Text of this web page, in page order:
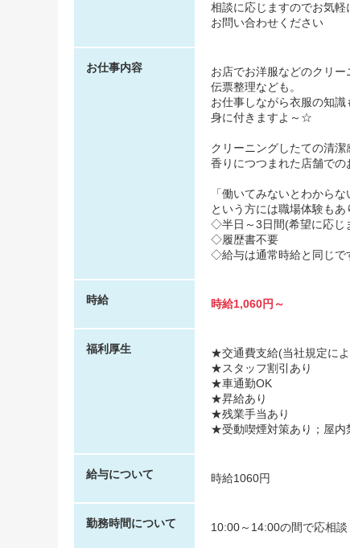
相談に応じますのでお気軽
お問い合わせください
お仕事内容
お店でお洋服などのクリー
伝票整理なども。
お仕事しながら衣服の知識
身に付きますよ～☆
クリーニングしたての清潔
香りにつつまれた店舗での
「働いてみないとわからな
という方には職場体験もあ
◇半日～3日間(希望に応じ
◇履歴書不要
◇給与は通常時給と同じで
時給 時給1,060円～
福利厚生
★交通費支給(当社規定に
★スタッフ割引あり
★車通勤OK
★昇給あり
★残業手当あり
★受動喫煙対策あり；屋内
給与について 時給1060円
勤務時間について 10:00～14:00の間で応相談